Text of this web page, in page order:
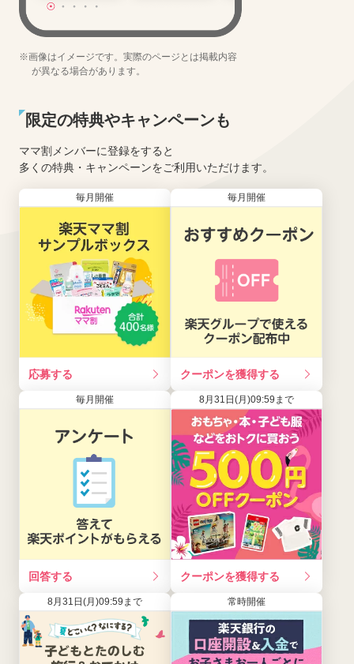
※画像はイメージです。実際のページとは掲載内容
が異なる場合があります。
限定の特典やキャンペーンも
ママ割メンバーに登録をすると
多くの特典・キャンペーンをご利用いただけます。
毎月開催
応募する
毎月開催
クーポンを獲得する
毎月開催
回答する
8月31日(月)09:59まで
クーポンを獲得する
8月31日(月)09:59まで 常時開催